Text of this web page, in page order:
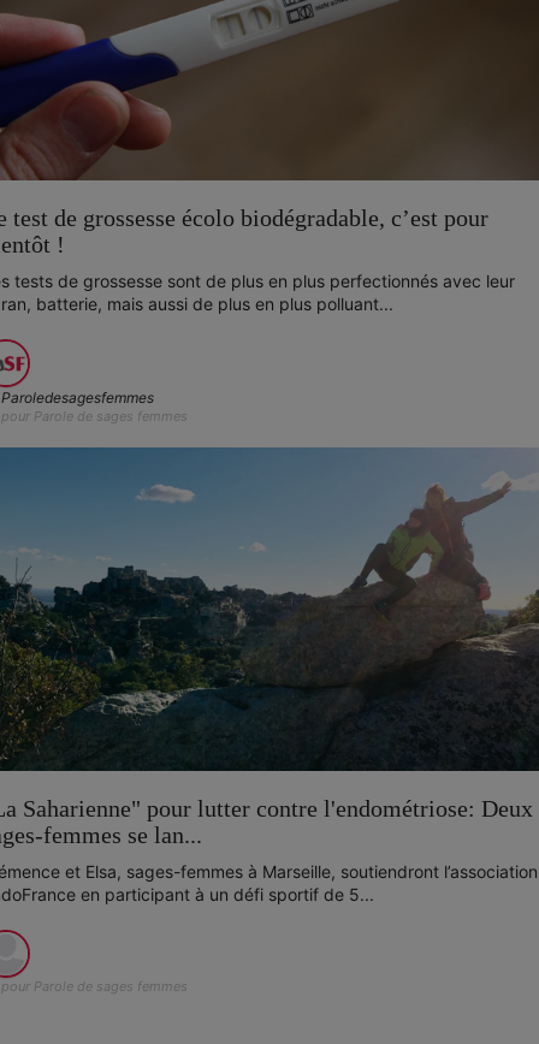
test de grossesse écolo biodégradable, c’est pour
!
tests de grossesse sont de plus en plus perfectionnés avec leur
batterie, mais aussi de plus en plus polluant...
Paroledesagesfemmes
pour Parole de sages femmes
Saharienne" pour lutter contre l'endométriose: Deux
femmes se lan...
et Elsa, sages-femmes à Marseille, soutiendront l’association
en participant à un défi sportif de 5...
pour Parole de sages femmes